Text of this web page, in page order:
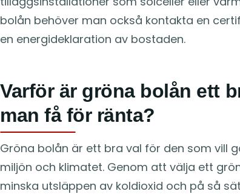
bolån behöver man också kontakta en
en energideklaration av bostaden.
Varför är gröna bolån ett
man få för ränta?
Gröna bolån är ett bra val för den som vill
miljön och klimatet. Genom att välja ett
minska utsläppen av koldioxid och på så